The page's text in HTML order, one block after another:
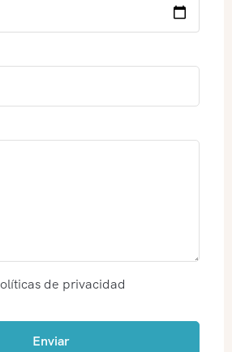
de privacidad